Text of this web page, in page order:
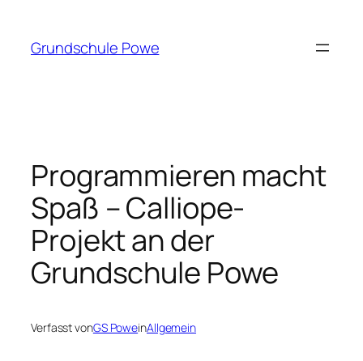
springen
Grundschule Powe
Programmieren macht
Spaß – Calliope-
Projekt an der
Grundschule Powe
Verfasst vonGS PoweinAllgemein